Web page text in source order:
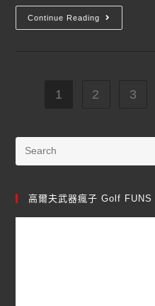
Continue Reading
1 2 3
高爾夫武器瘋子 Golf FUNS